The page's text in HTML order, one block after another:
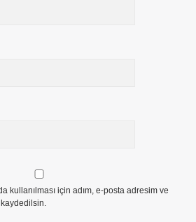
kullanılması için adım, e-posta adresim ve
kaydedilsin.